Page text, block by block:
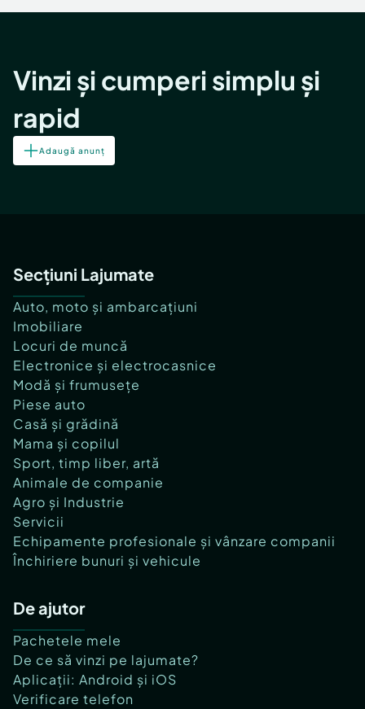
Vinzi și cumperi simplu și
rapid
Adaugă anunț
Secțiuni Lajumate
Auto, moto și ambarcațiuni
Imobiliare
Locuri de muncă
Electronice și electrocasnice
Modă și frumusețe
Piese auto
Casă și grădină
Mama și copilul
Sport, timp liber, artă
Animale de companie
Agro și Industrie
Servicii
Echipamente profesionale și vânzare companii
Închiriere bunuri și vehicule
De ajutor
Pachetele mele
De ce să vinzi pe lajumate?
Aplicații: Android și iOS
Verificare telefon